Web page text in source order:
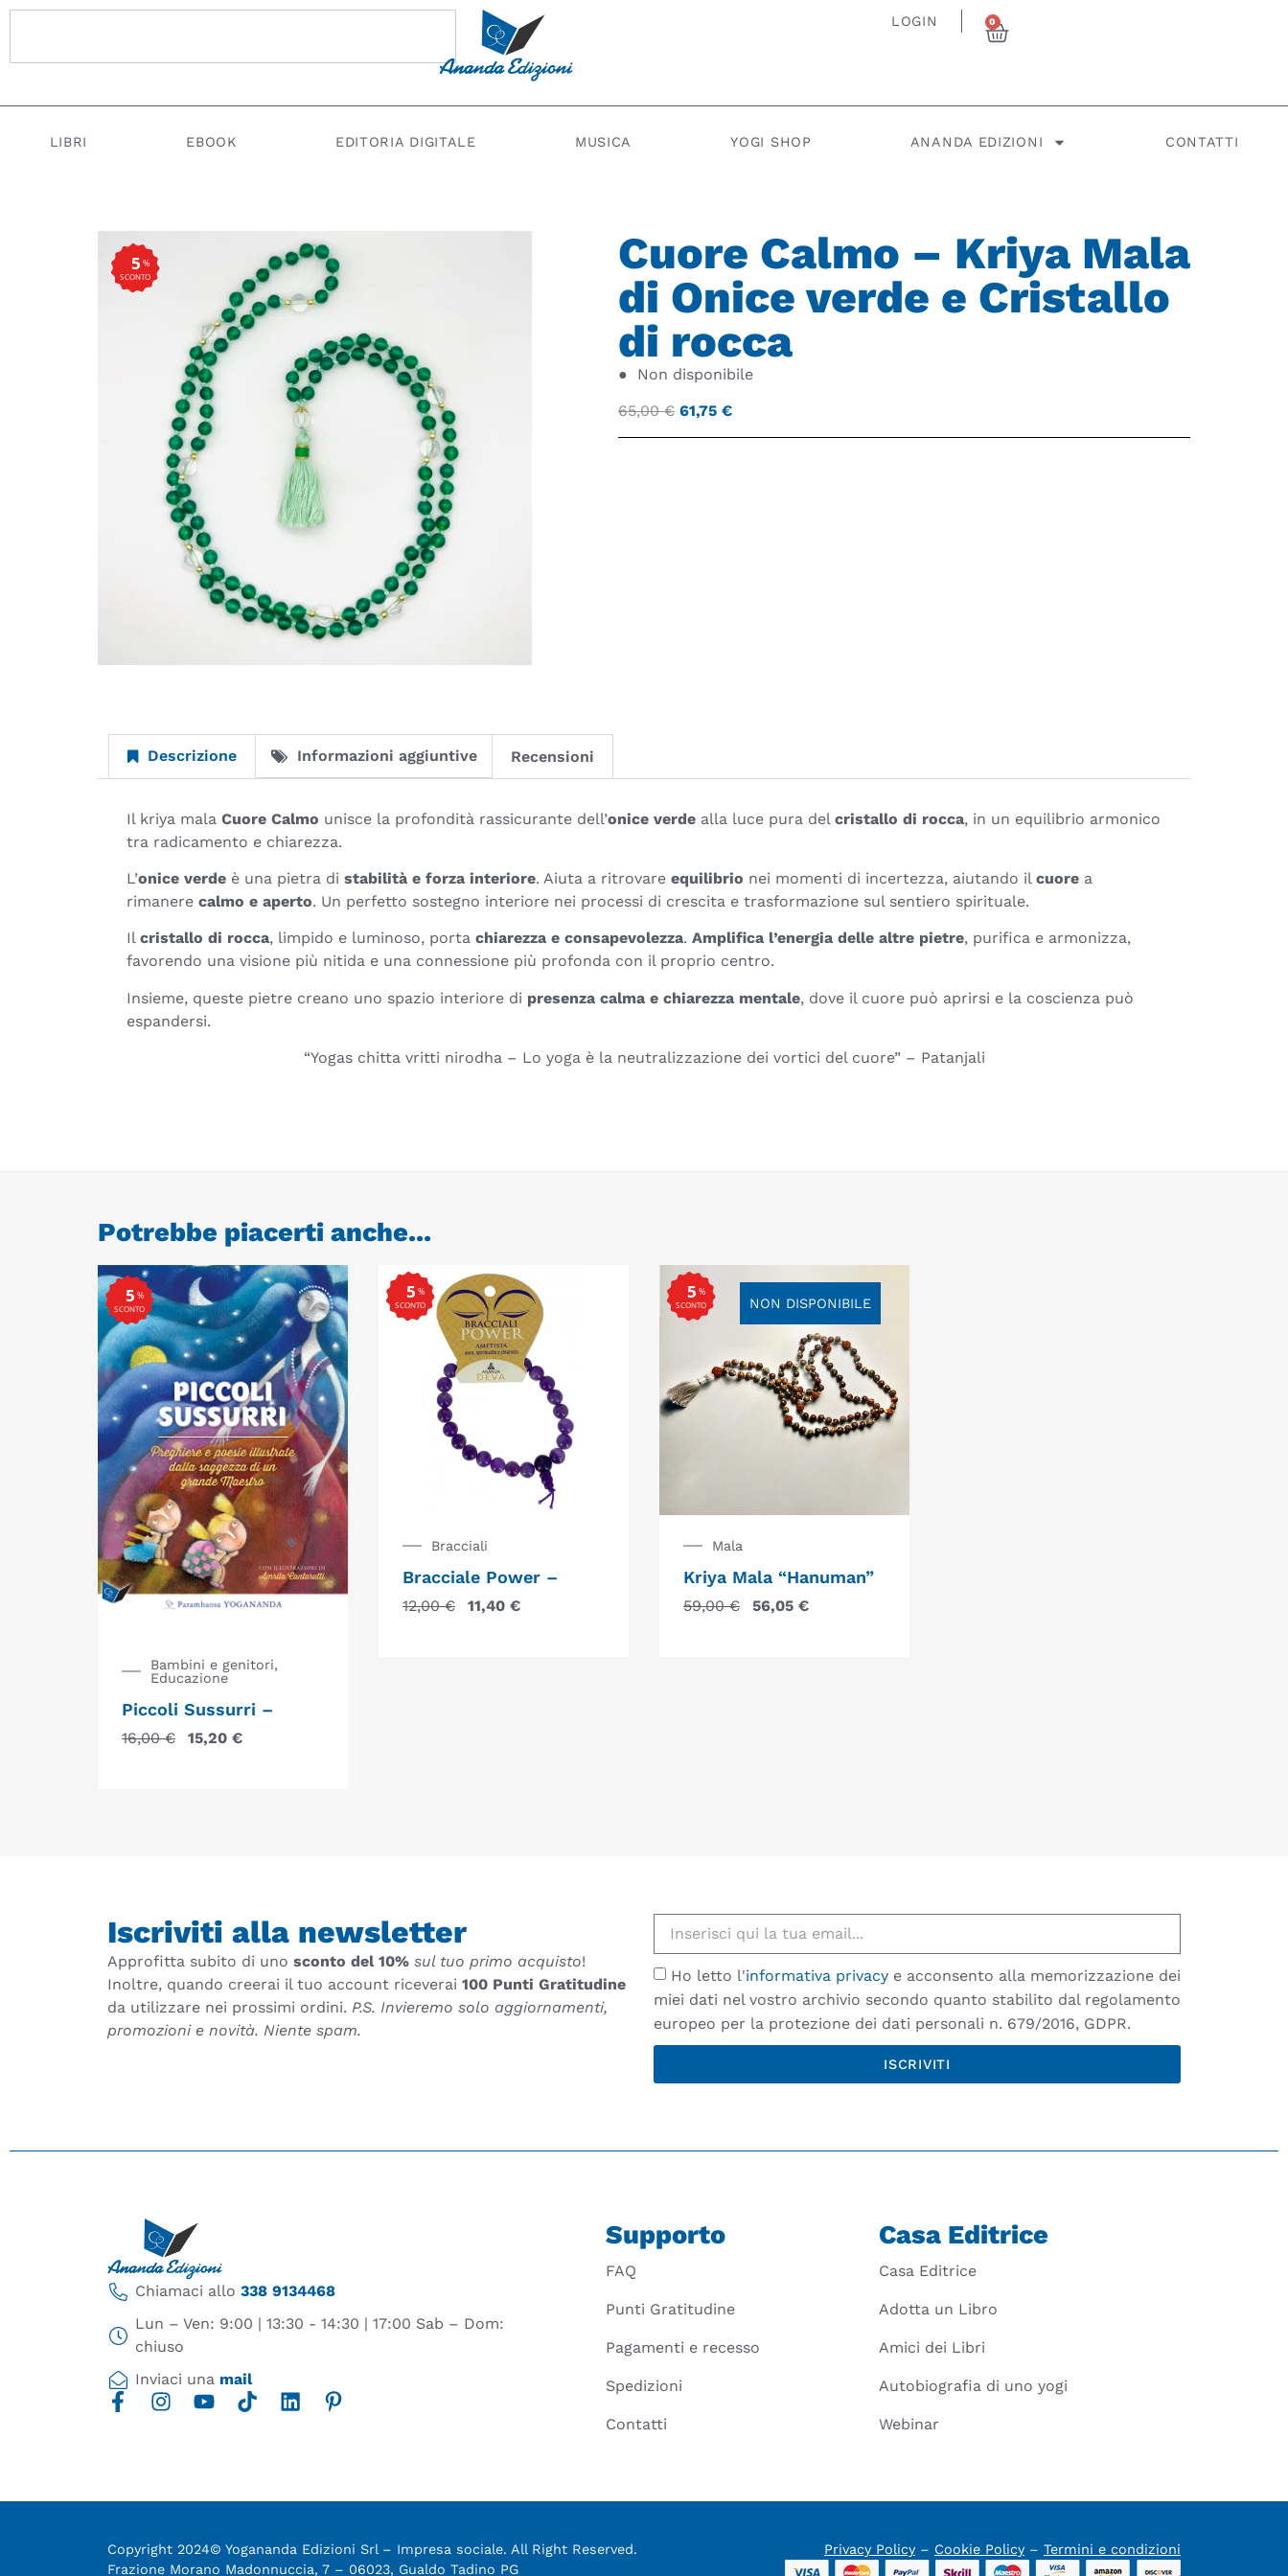
LOGIN 0
LIBRI EBOOK EDITORIA DIGITALE MUSICA YOGI SHOP ANANDA EDIZIONI CONTATTI
Cuore Calmo – Kriya Mala
di Onice verde e Cristallo
di rocca
● Non disponibile
65,00€ 61,75 €
Descrizione Informazioni aggiuntive Recensioni
Il kriya mala Cuore Calmo unisce la profondità rassicurante dell’onice verde alla luce pura del cristallo di rocca, in un equilibrio armonico
tra radicamento e chiarezza.
L’onice verde è una pietra di stabilità e forza interiore. Aiuta a ritrovare equilibrio nei momenti di incertezza, aiutando il cuore a
rimanere calmo e aperto. Un perfetto sostegno interiore nei processi di crescita e trasformazione sul sentiero spirituale.
Il cristallo di rocca, limpido e luminoso, porta chiarezza e consapevolezza. Amplifica l’energia delle altre pietre, purifica e armonizza,
favorendo una visione più nitida e una connessione più profonda con il proprio centro.
Insieme, queste pietre creano uno spazio interiore di presenza calma e chiarezza mentale, dove il cuore può aprirsi e la coscienza può
espandersi.
“Yogas chitta vritti nirodha – Lo yoga è la neutralizzazione dei vortici del cuore” – Patanjali
Potrebbe piacerti anche...
Bambini e genitori,
Educazione
Piccoli Sussurri –
16,00€ 15,20 €
Bracciali
Bracciale Power –
12,00€ 11,40 €
NON DISPONIBILE
Mala
Kriya Mala “Hanuman”
59,00€ 56,05 €
Iscriviti alla newsletter
Approfitta subito di uno sconto del 10% sul tuo primo acquisto!
Inoltre, quando creerai il tuo account riceverai 100 Punti Gratitudine
da utilizzare nei prossimi ordini. P.S. Invieremo solo aggiornamenti,
promozioni e novità. Niente spam.
Ho letto l'informativa privacy e acconsento alla memorizzazione dei
miei dati nel vostro archivio secondo quanto stabilito dal regolamento
europeo per la protezione dei dati personali n. 679/2016, GDPR.
ISCRIVITI
Chiamaci allo 338 9134468
Lun – Ven: 9:00 | 13:30 - 14:30 | 17:00 Sab – Dom:
chiuso
Inviaci una mail
Supporto
FAQ
Punti Gratitudine
Pagamenti e recesso
Spedizioni
Contatti
Casa Editrice
Casa Editrice
Adotta un Libro
Amici dei Libri
Autobiografia di uno yogi
Webinar
Copyright 2024© Yogananda Edizioni Srl – Impresa sociale. All Right Reserved.
Frazione Morano Madonnuccia, 7 – 06023, Gualdo Tadino PG
Privacy Policy – Cookie Policy – Termini e condizioni
%
SCONTO
5
%
SCONTO
5 %
SCONTO
5 %
SCONTO
5